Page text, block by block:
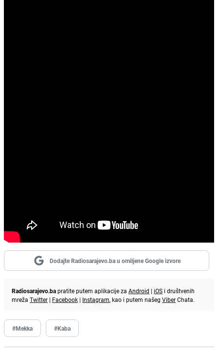
Dodajte Radiosarajevo.ba u omiljene Google izvore
Radiosarajevo.bapratite putem aplikacije za Android | iOS i društvenih
mreža Twitter | Facebook | Instagram, kao i putem našeg ViberChata.
#Mekka #Kaba